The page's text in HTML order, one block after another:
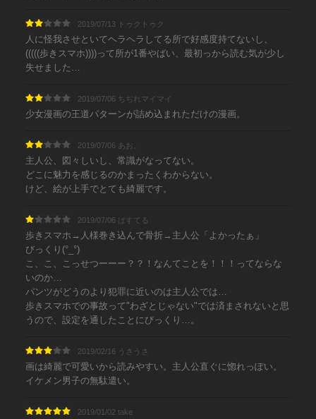
2019/07/13 トゥクトゥク
人に怪我させといてヘラヘラしてる所で好感度持てないし、
(((((歩きスマホ))))って所が1番やばい、最初っから読む気が少し
失せました…
2019/07/06 ちぢれマイマイ
少女漫画の王道パターンが詰め込まれただけの漫画。
2019/07/06 あお。
主人公、図々しいし、常識がなってない。
どこに魅力を感じるのかまったくわからない。
けど、絵が上手でとても綺麗です。
2019/07/06 ぱすてる
歩きスマホ→人様巻き込んで骨折→主人公「よかったぁ」
びっくり(°_°)
こ、こ、こっせつーーー？？！なんてことを！！！ってならな
いのか…
パンツがどうのより犯罪に近いのは主人公では…
歩きスマホでの事故って"わざとじゃない"では済まされないと思
うので、設定を通したことにびっくり…。
2019/02/16 うさうさ
画は綺麗で可愛いから読みやすい。主人公直ぐに惚れっぽい。
イケメン男子の無駄遣い。
2019/01/02 take